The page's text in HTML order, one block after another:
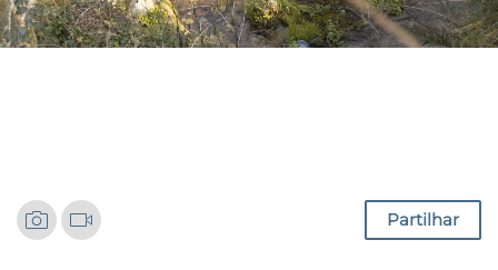
Partilhar